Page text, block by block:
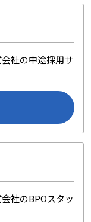
社の中途採用サ
社のBPOスタッ